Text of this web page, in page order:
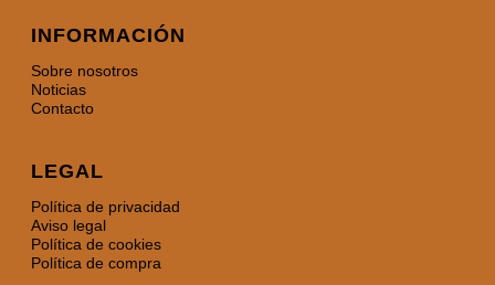
INFORMACIÓN
Sobre nosotros
Noticias
Contacto
LEGAL
Política de privacidad
Aviso legal
Política de cookies
Política de compra